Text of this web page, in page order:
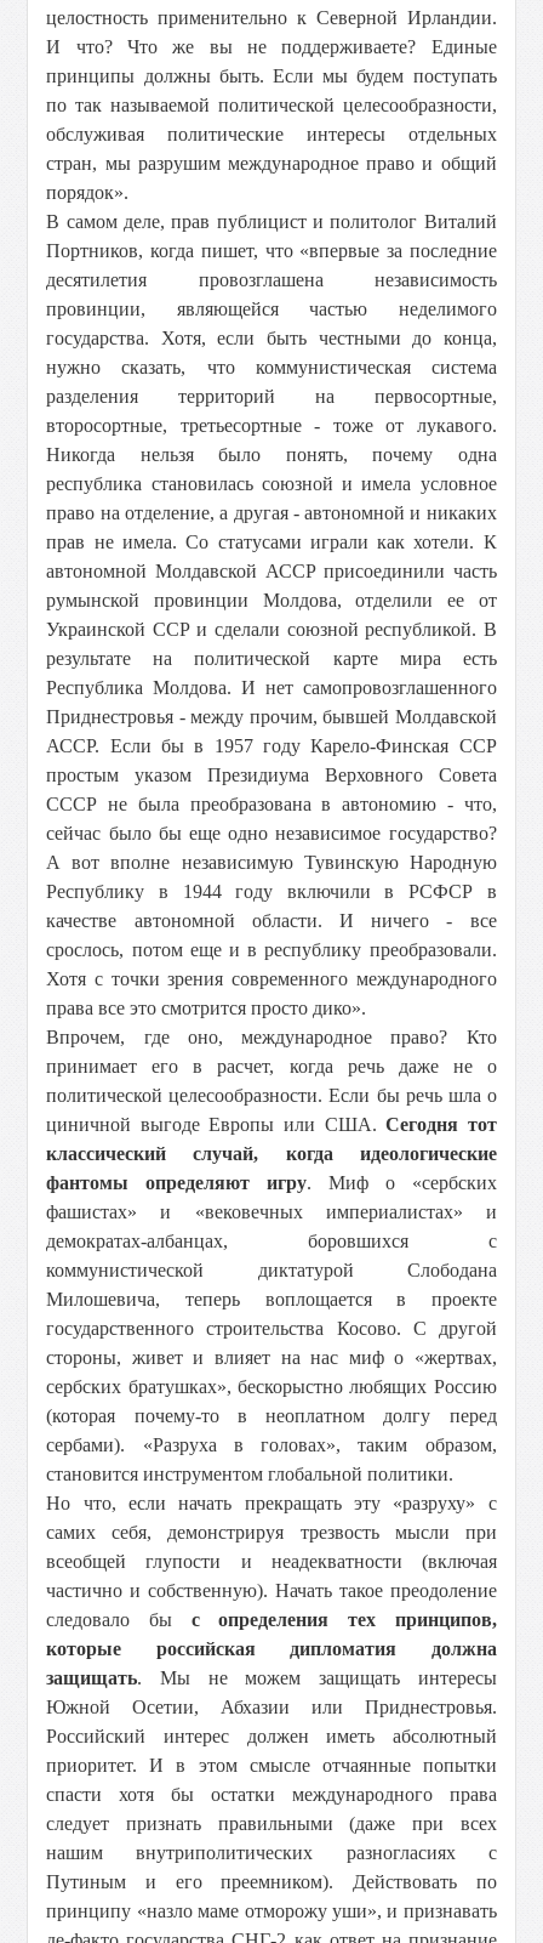
целостность применительно к Северной Ирландии.
И что? Что же вы не поддерживаете? Единые
принципы должны быть. Если мы будем поступать
по так называемой политической целесообразности,
обслуживая политические интересы отдельных
стран, мы разрушим международное право и общий
порядок».
В самом деле, прав публицист и политолог Виталий
Портников, когда пишет, что «впервые за последние
десятилетия провозглашена независимость
провинции, являющейся частью неделимого
государства. Хотя, если быть честными до конца,
нужно сказать, что коммунистическая система
разделения территорий на первосортные,
второсортные, третьесортные - тоже от лукавого.
Никогда нельзя было понять, почему одна
республика становилась союзной и имела условное
право на отделение, а другая - автономной и никаких
прав не имела. Со статусами играли как хотели. К
автономной Молдавской АССР присоединили часть
румынской провинции Молдова, отделили ее от
Украинской ССР и сделали союзной республикой. В
результате на политической карте мира есть
Республика Молдова. И нет самопровозглашенного
Приднестровья - между прочим, бывшей Молдавской
АССР. Если бы в 1957 году Карело-Финская ССР
простым указом Президиума Верховного Совета
СССР не была преобразована в автономию - что,
сейчас было бы еще одно независимое государство?
А вот вполне независимую Тувинскую Народную
Республику в 1944 году включили в РСФСР в
качестве автономной области. И ничего - все
срослось, потом еще и в республику преобразовали.
Хотя с точки зрения современного международного
права все это смотрится просто дико».
Впрочем, где оно, международное право? Кто
принимает его в расчет, когда речь даже не о
политической целесообразности. Если бы речь шла о
циничной выгоде Европы или США.Сегодня тот
классический случай, когда идеологические
фантомы определяют игру. Миф о «сербских
фашистах» и «вековечных империалистах» и
демократах-албанцах, боровшихся с
коммунистической диктатурой Слободана
Милошевича, теперь воплощается в проекте
государственного строительства Косово. С другой
стороны, живет и влияет на нас миф о «жертвах,
сербских братушках», бескорыстно любящих Россию
(которая почему-то в неоплатном долгу перед
сербами). «Разруха в головах», таким образом,
становится инструментом глобальной политики.
Но что, если начать прекращать эту «разруху» с
самих себя, демонстрируя трезвость мысли при
всеобщей глупости и неадекватности (включая
частично и собственную). Начать такое преодоление
следовало бы с определения тех принципов,
которые российская дипломатия должна
защищать. Мы не можем защищать интересы
Южной Осетии, Абхазии или Приднестровья.
Российский интерес должен иметь абсолютный
приоритет. И в этом смысле отчаянные попытки
спасти хотя бы остатки международного права
следует признать правильными (даже при всех
нашим внутриполитических разногласиях с
Путиным и его преемником). Действовать по
принципу «назло маме отморожу уши», и признавать